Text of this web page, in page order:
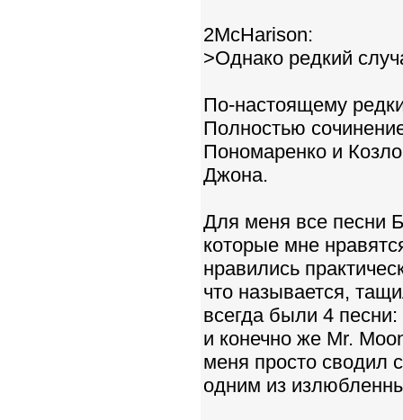
2McHarison:
>Однако редкий
По-настоящему
Полностью
Пономаренко и
Джона.
Для меня все песни
которые мне
нравились
что называется,
всегда были 4
и конечно же Mr.
меня просто сводил
одним из